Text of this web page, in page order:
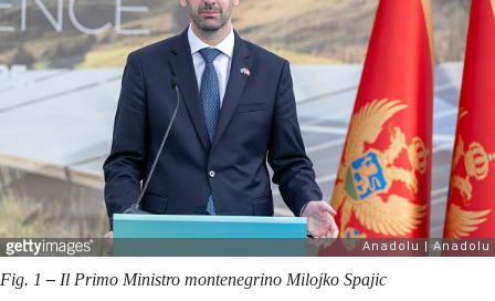
Fig. 1– Il Primo Ministro montenegrino Milojko Spajic